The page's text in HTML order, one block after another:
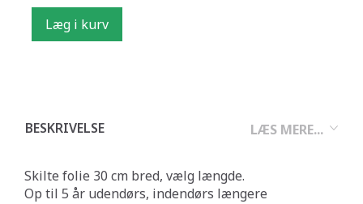
Læg i kurv
LÆS MERE...
BESKRIVELSE
Skilte folie 30 cm bred, vælg længde.
Op til 5 år udendørs, indendørs længere